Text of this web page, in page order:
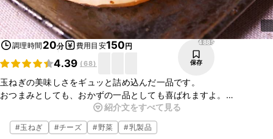
調理時間 20分 費用目安150円
4.39 (68)
4885
保存
玉ねぎの美味しさをギュッと詰め込んだ一品です。
おつまみとしても、おかずの一品としても喜ばれますよ。
材料、味付けもシンプルなので、あと一品ほしい！という時に覚えて
おくととても便利なレシピです。
とても簡単に出来ますので、ぜひお試しくださいね。
紹介文をすべて見る
#玉ねぎ #チーズ #野菜 #乳製品